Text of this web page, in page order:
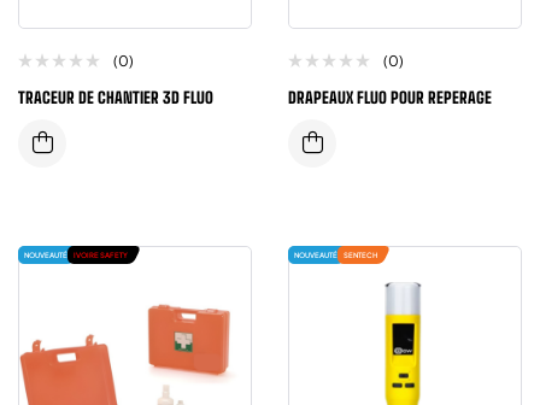
(0)
TRACEUR DE CHANTIER 3D FLUO
(0)
DRAPEAUX FLUO POUR REPERAGE
NOUVEAUTÉ IVOIRE SAFETY NOUVEAUTÉ SENTECH